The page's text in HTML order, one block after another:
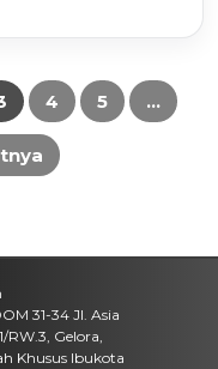
4 5 …
31-34 Jl. Asia
RW.3, Gelora,
Khusus Ibukota